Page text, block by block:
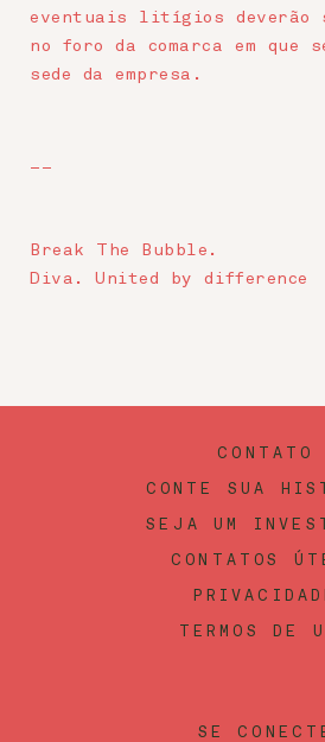
eventuais litígios deverão
no foro da comarca em que
sede da empresa.
Break The Bubble.
Diva. United by difference
CONTATO
CONTE SUA
SEJA UM
CONTATOS
TERMOS DE
SE